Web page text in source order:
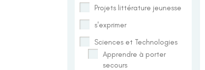
Projets littérature jeunesse
s'exprimer
Sciences et Technologies
Apprendre à porter
secours